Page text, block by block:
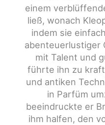
einem
ließ, wonach
indem sie
abenteuerlustiger
mit Talent und
führte ihn zu
und antiken
in Parfüm
beeindruckte er
ihm halfen, den